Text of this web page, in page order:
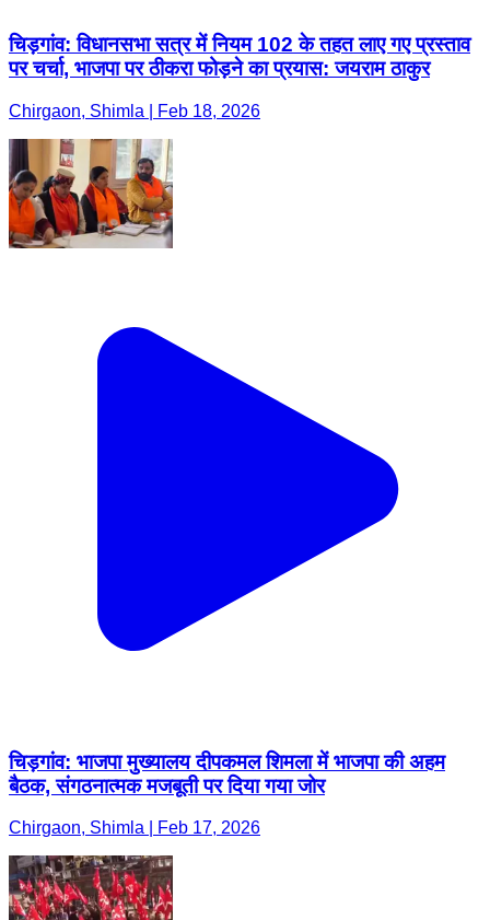
चिड़गांव: विधानसभा सत्र में नियम 102 के तहत लाए गए प्रस्ताव
पर चर्चा, भाजपा पर ठीकरा फोड़ने का प्रयास: जयराम ठाकुर
Chirgaon, Shimla | Feb 18, 2026
चिड़गांव: भाजपा मुख्यालय दीपकमल शिमला में भाजपा की अहम
बैठक, संगठनात्मक मजबूती पर दिया गया जोर
Chirgaon, Shimla | Feb 17, 2026